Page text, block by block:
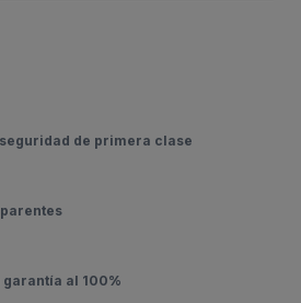
de primera clase
al 100%